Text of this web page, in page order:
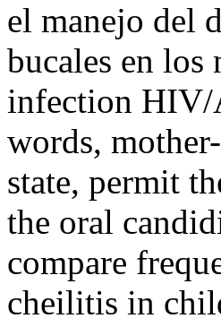
el manejo del
bucales en
infection HIV/
words,
state, permit
the oral
compare
cheilitis in